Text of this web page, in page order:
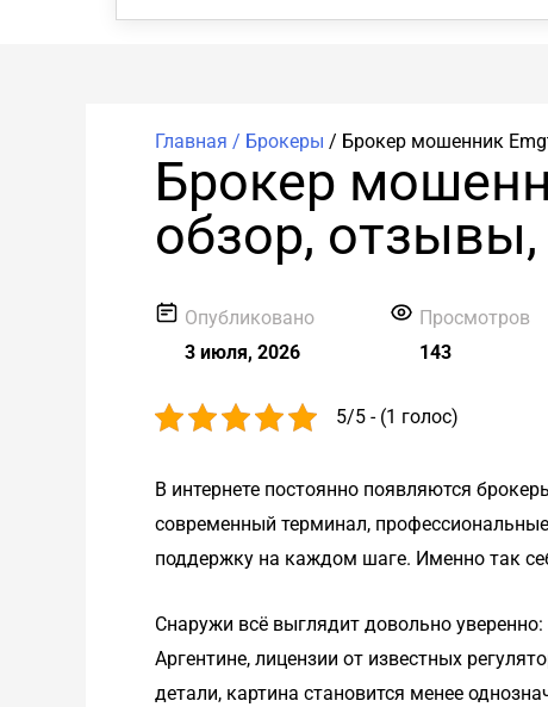
Главная / Брокеры / Брокер мошенник
Брокер
обзор,
Опубликовано
3 июля, 2026
Просмотров
143
5/5 - (1 голос)
В интернете постоянно появляются
современный терминал,
поддержку на каждом шаге. Именно так
Снаружи всё выглядит довольно
Аргентине, лицензии от известных
детали, картина становится менее